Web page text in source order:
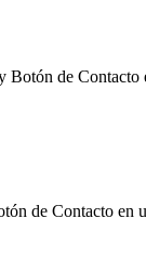
de Contacto